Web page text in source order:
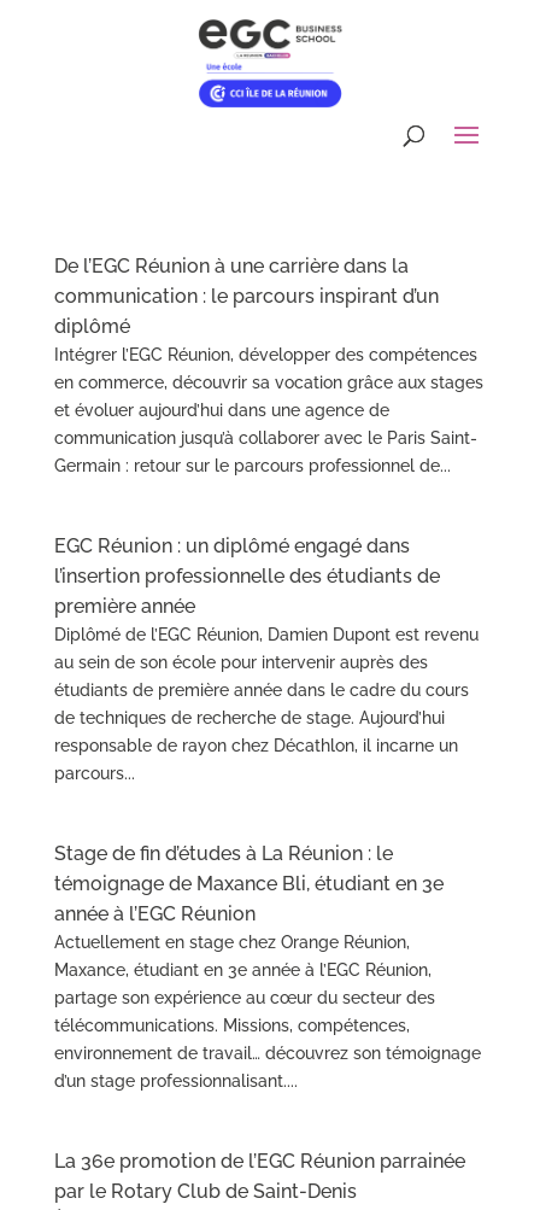
De l’EGC Réunion à une carrière dans la
communication : le parcours inspirant d’un
diplômé
Intégrer l’EGC Réunion, développer des compétences
en commerce, découvrir sa vocation grâce aux stages
et évoluer aujourd’hui dans une agence de
communication jusqu’à collaborer avec le Paris Saint-
Germain : retour sur le parcours professionnel de...
EGC Réunion : un diplômé engagé dans
l’insertion professionnelle des étudiants de
première année
Diplômé de l’EGC Réunion, Damien Dupont est revenu
au sein de son école pour intervenir auprès des
étudiants de première année dans le cadre du cours
de techniques de recherche de stage. Aujourd’hui
responsable de rayon chez Décathlon, il incarne un
parcours...
Stage de fin d’études à La Réunion : le
témoignage de Maxance Bli, étudiant en 3e
année à l’EGC Réunion
Actuellement en stage chez Orange Réunion,
Maxance, étudiant en 3e année à l’EGC Réunion,
partage son expérience au cœur du secteur des
télécommunications. Missions, compétences,
environnement de travail… découvrez son témoignage
d’un stage professionnalisant....
La 36e promotion de l’EGC Réunion parrainée
par le Rotary Club de Saint-Denis